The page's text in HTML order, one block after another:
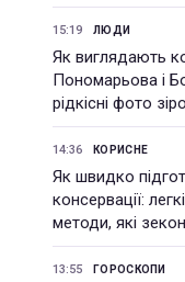
15:19 ЛЮДИ
Як виглядають
Пономарьова і
рідкісні фото
14:36 КОРИСНЕ
Як швидко
консервації:
методи, які
13:55 ГОРОСКОПИ